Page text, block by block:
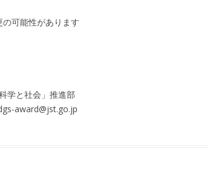
可能性があります
と社会」推進部
award@jst.go.jp